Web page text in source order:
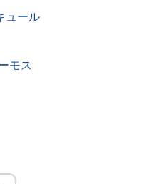
ュール
モス